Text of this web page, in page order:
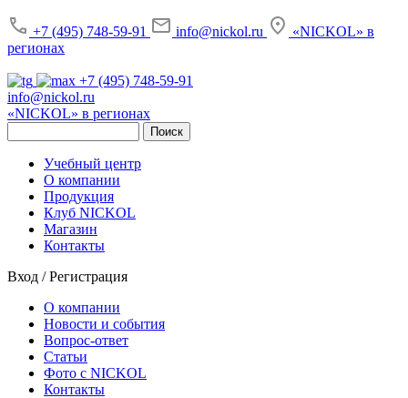
+7 (495) 748-59-91 info@nickol.ru
«NICKOL» в
регионах
+7 (495) 748-59-91
info@nickol.ru
«NICKOL» в регионах
Учебный центр
О компании
Продукция
Клуб NICKOL
Магазин
Контакты
Вход /Регистрация
О компании
Новости и события
Вопрос-ответ
Статьи
Фото с NICKOL
Контакты